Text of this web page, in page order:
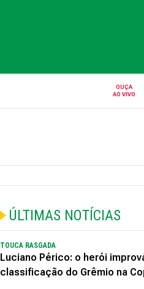
OUÇA
AO VIVO
ÚLTIMAS NOTÍCIAS
TOUCA RASGADA
Luciano Périco: o herói
classificação do Grêmio na